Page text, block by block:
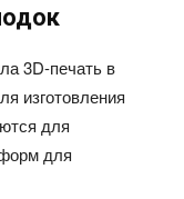
3D-печать в
изготовления
для
для